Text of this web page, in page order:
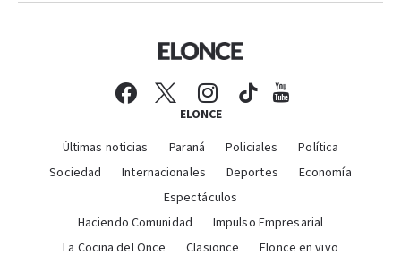
ELONCE
Últimas noticias Paraná Policiales
Política
Sociedad
Internacionales Deportes
Economía
Espectáculos
Haciendo Comunidad
Impulso Empresarial
La Cocina del Once
Clasionce Elonce en vivo